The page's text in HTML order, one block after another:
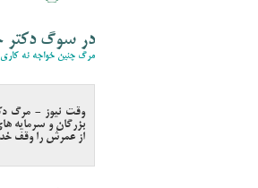
در سوگ دکتر
مرگ چنین خواجه نه
وقت نیوز - مرگ
بزرگان و سرمایه
از عمرش را وقف